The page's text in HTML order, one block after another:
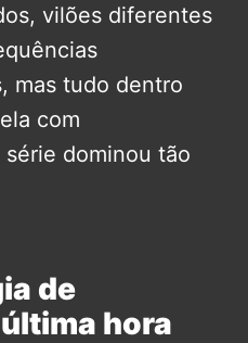
vilões diferentes
mas tudo dentro
com
dominou tão
de
hora